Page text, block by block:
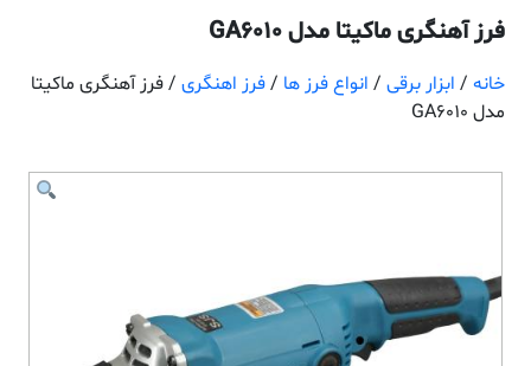
فرز آهنگری ماکیتا مدل GA6010
خانه / ابزار برقی / انواع فرز ها /فرز اهنگری / فرز آهنگری ماکیتا
مدل GA6010